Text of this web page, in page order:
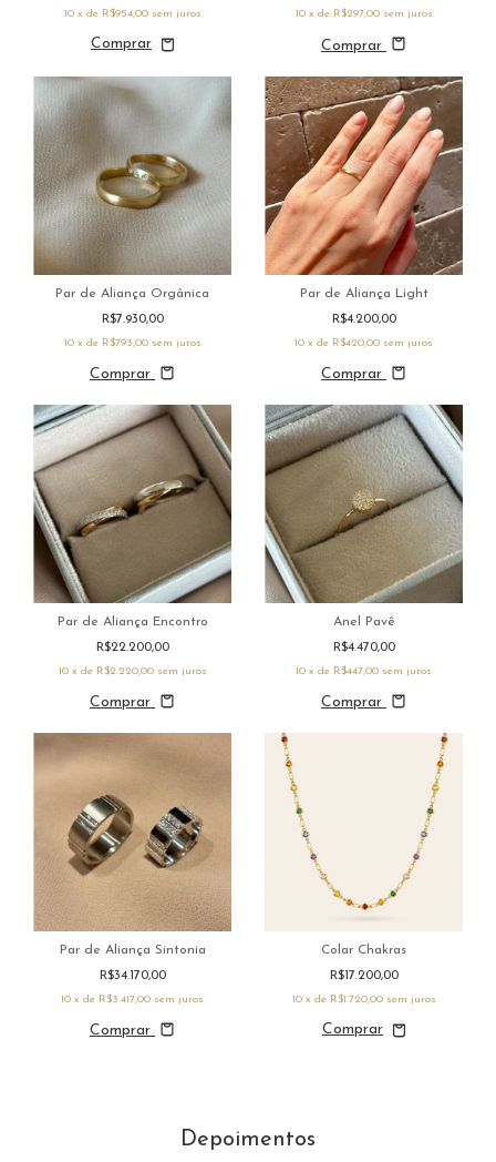
10 x de R$954,00 sem juros 10 x de R$297,00 sem juros
Comprar
Par de Aliança Orgânica
R$7.930,00
10 x de R$793,00 sem juros
Comprar
Par de Aliança Light
R$4.200,00
10 x de R$420,00 sem juros
Comprar
Par de Aliança Encontro
R$22.200,00
10 x de R$2.220,00 sem juros
Comprar
Anel Pavê
R$4.470,00
10 x de R$447,00 sem juros
Comprar
Par de Aliança Sintonia
R$34.170,00
10 x de R$3.417,00 sem juros
Comprar
Colar Chakras
R$17.200,00
10 x de R$1.720,00 sem juros
Depoimentos